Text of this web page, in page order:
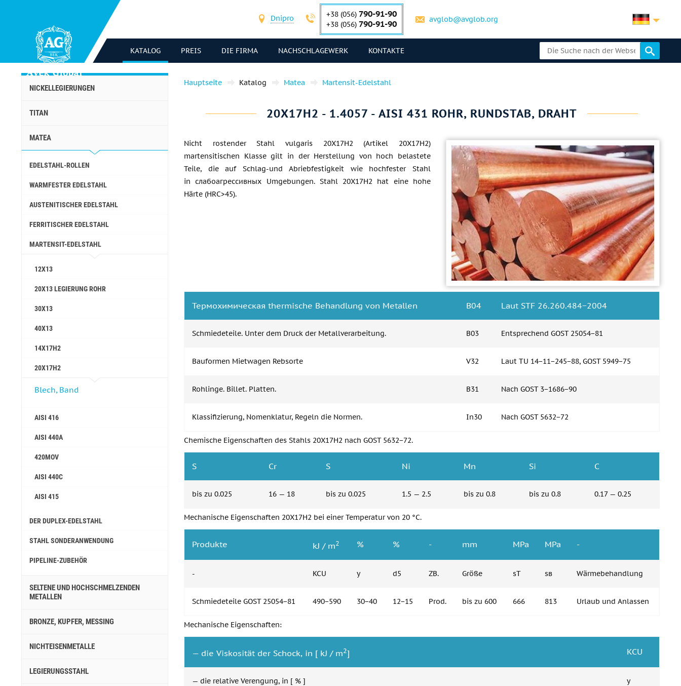
Dnipro +38 (056) 790-91-90
+38 (056) 790-91-90 avglob@avglob.org
KATALOG PREIS DIE FIRMA NACHSCHLAGEWERK KONTAKTE
NICKELLEGIERUNGEN
TITAN
MATEA
EDELSTAHL-ROLLEN
WARMFESTER EDELSTAHL
AUSTENITISCHER EDELSTAHL
FERRITISCHER EDELSTAHL
MARTENSIT-EDELSTAHL
12X13
20X13 LEGIERUNG ROHR
30X13
40Х13
14Х17Н2
20Х17Н2
Blech, Band
AISI 416
AISI 440A
420MOV
AISI 440C
AISI 415
DER DUPLEX-EDELSTAHL
STAHL SONDERANWENDUNG
PIPELINE-ZUBEHÖR
SELTENE UND HOCHSCHMELZENDEN
METALLEN
BRONZE, KUPFER, MESSING
NICHTEISENMETALLE
LEGIERUNGSSTAHL
Hauptseite Katalog Matea Martensit-Edelstahl
20Х17Н2 - 1.4057 - AISI 431 ROHR, RUNDSTAB, DRAHT
Nicht rostender Stahl vulgaris 20Х17Н2 (Artikel 20Х17Н2)
martensitischen Klasse gilt in der Herstellung von hoch belastete
Teile, die auf Schlag-und Abriebfestigkeit wie hochfester Stahl
in слабоагрессивных Umgebungen. Stahl 20Х17Н2 hat eine hohe
Härte (HRC>45).
Термохимическая thermische Behandlung von Metallen В04 Laut STF 26.260.484−2004
Schmiedeteile. Unter dem Druck der Metallverarbeitung. В03 Entsprechend GOST 25054−81
Bauformen Mietwagen Rebsorte V32 Laut TU 14−11−245−88, GOST 5949−75
Rohlinge. Billet. Platten. В31 Nach GOST 3−1686−90
Klassifizierung, Nomenklatur, Regeln die Normen. In30 Nach GOST 5632−72
Chemische Eigenschaften des Stahls 20Х17Н2 nach GOST 5632−72.
S Cr S Ni Mn Si C
bis zu 0.025 16 — 18 bis zu 0.025 1.5 — 2.5 bis zu 0.8 bis zu 0.8 0.17 — 0.25
Mechanische Eigenschaften 20Х17Н2 bei einer Temperatur von 20 °C.
Produkte kJ / m2 % % - mm MPa MPa -
- KCU y d5 ZB. Größe sT ѕв Wärmebehandlung
Schmiedeteile GOST 25054−81 490−590 30−40 12−15 Prod. bis zu 600 666 813 Urlaub und Anlassen
Mechanische Eigenschaften:
— die Viskosität der Schock, in [ kJ / m2] KCU
— die relative Verengung, in [ % ] y